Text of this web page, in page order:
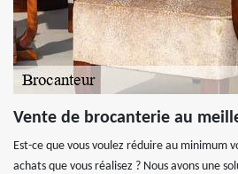
Vente de brocanterie au
Est-ce que vous voulez réduire au minimum
achats que vous réalisez ? Nous avons une